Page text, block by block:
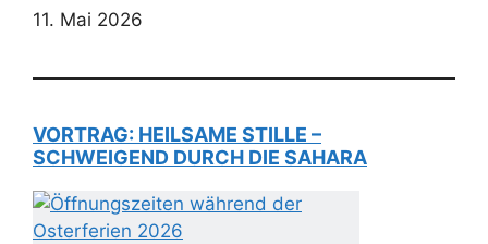
11. Mai 2026
VORTRAG: HEILSAME STILLE –
SCHWEIGEND DURCH DIE SAHARA